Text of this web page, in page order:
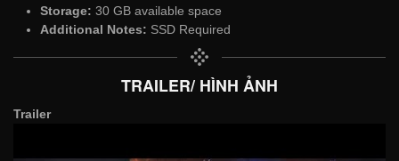
Storage: 30 GB available space
Additional Notes: SSD Required
TRAILER/ HÌNH ẢNH
Trailer